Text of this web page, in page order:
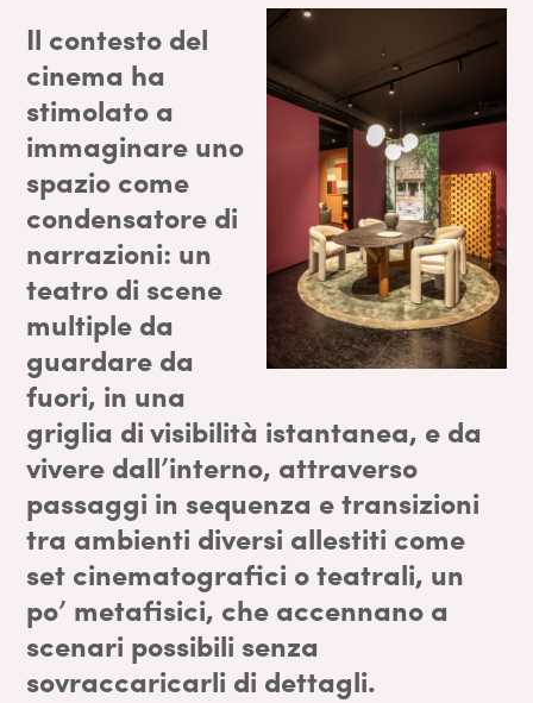
Il contesto del
cinema ha
stimolato a
immaginare uno
spazio come
condensatore di
narrazioni: un
teatro di scene
multiple da
guardare da
fuori, in una
griglia di visibilità istantanea, e da
vivere dall’interno, attraverso
passaggi in sequenza e transizioni
tra ambienti diversi allestiti come
set cinematografici o teatrali, un
po’ metafisici, che accennano a
scenari possibili senza
sovraccaricarli di dettagli.